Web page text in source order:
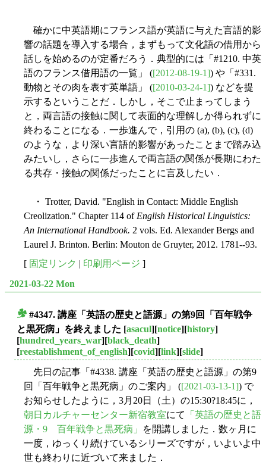
確かに中英語期にフランス語が英語に与えた言語的影
響の話題を導入する場合，まずもって文化語の借用から
話しを始めるのが定番だろう．典型的には「#1210. 中英
語のフランス借用語の一覧」 ([2012-08-19-1]) や「#331.
動物とその肉を表す英単語」 ([2010-03-24-1]) などを提
示するということだ．しかし，そこで止まってしまう
と，両言語の接触に関して表面的な理解しか得られずに
終わることになる．一歩進んで，引用の (a), (b), (c), (d)
のような，より深い言語的影響があったことまで踏み込
みたいし，さらに一歩進んで両言語の関係が長期にわた
る共存・接触の関係だったことに言及したい．
・ Trotter, David. "English in Contact: Middle English
Creolization." Chapter 114 of English Historical Linguistics:
An International Handbook. 2 vols. Ed. Alexander Bergs and
Laurel J. Brinton. Berlin: Mouton de Gruyter, 2012. 1781--93.
[ 固定リンク | 印刷用ページ ]
2021-03-22 Mon
#4347. 講座「英語の歴史と語源」の第9回「百年戦争
と黒死病」を終えました [asacul][notice][history]
[hundred_years_war][black_death]
[reestablishment_of_english][covid][link][slide]
先日の記事「#4338. 講座「英語の歴史と語源」の第9
回「百年戦争と黒死病」のご案内」 ([2021-03-13-1]) で
お知らせしたように，3月20日（土）の15:30?18:45に，
朝日カルチャーセンター新宿教室にて
「英語の歴史と語
源・9 百年戦争と黒死病」
を開講しました．数ヶ月に
一度，ゆっくり続けているシリーズですが，いよいよ中
世も終わりに近づいて来ました．